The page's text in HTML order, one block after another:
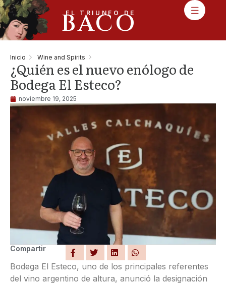
EL TRIUNFO DE
BACO
Inicio Wine and Spirits
¿Quién es el nuevo enólogo de
Bodega El Esteco?
noviembre 19, 2025
Compartir
Bodega El Esteco, uno de los principales referentes
del vino argentino de altura, anunció la designación